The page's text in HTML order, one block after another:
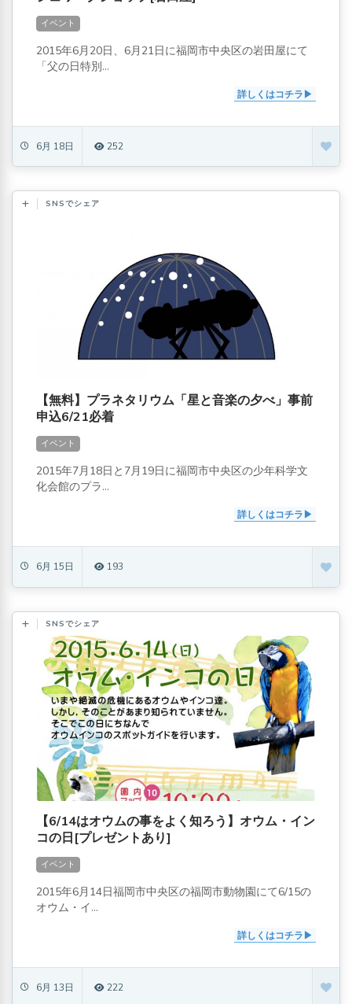
イベント
2015年6月20日、6月21日に福岡市中央区の岩田屋にて
「父の日特別...
詳しくはコチラ
6月 18日 252
SNSでシェア
【無料】プラネタリウム「星と音楽の夕べ」事前
申込6/21必着
イベント
2015年7月18日と7月19日に福岡市中央区の少年科学文
化会館のプラ...
詳しくはコチラ
6月 15日 193
SNSでシェア
【6/14はオウムの事をよく知ろう】オウム・イン
コの日[プレゼントあり]
イベント
2015年6月14日福岡市中央区の福岡市動物園にて6/15の
オウム・イ...
詳しくはコチラ
6月 13日 222